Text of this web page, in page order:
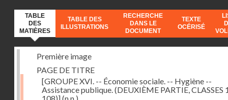
TABLE
DES
MATIÈRES
TABLE DES
ILLUSTRATIONS
RECHERCHE
DANS LE
DOCUMENT
TEXTE
OCÉRISÉ
Première image
PAGE DE TITRE
[GROUPE XVI. -- Économie sociale. -- Hygiène --
Assistance publique. (DEUXIÈME PARTIE, CLASSES
108)](n.n.)